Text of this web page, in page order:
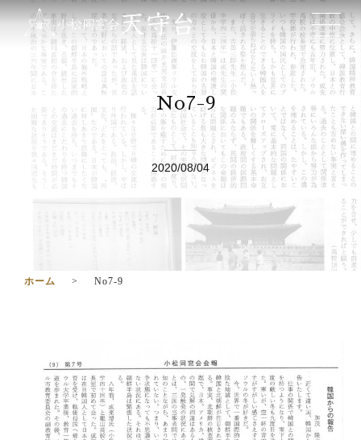
No7-9
2020/08/04
ホーム No7-9